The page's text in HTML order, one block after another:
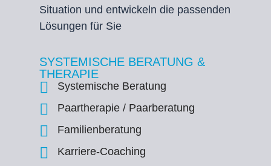
Situation und entwickeln die passenden
Lösungen für Sie
SYSTEMISCHE BERATUNG &
THERAPIE
Systemische Beratung
Paartherapie / Paarberatung
Familienberatung
Karriere-Coaching